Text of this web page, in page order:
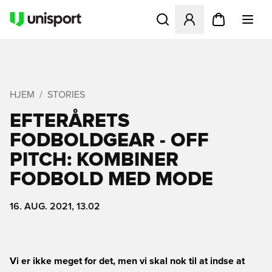
Åbner en Modal til at
HJEM STORIES
EFTERÅRETS
FODBOLDGEAR - OFF
PITCH: KOMBINER
FODBOLD MED MODE
16. AUG. 2021, 13.02
Vi er ikke meget for det, men vi skal nok til at indse at